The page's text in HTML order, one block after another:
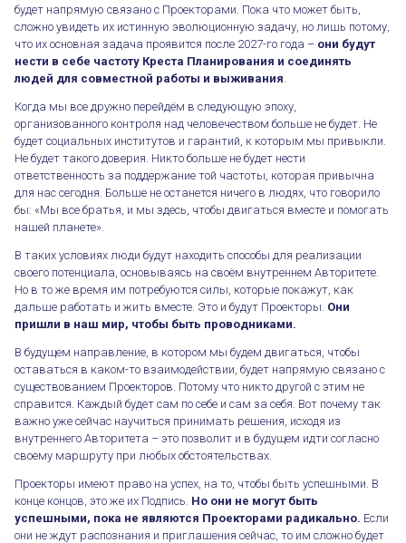
будет напрямую связано с Проекторами. Пока что может быть,
сложно увидеть их истинную эволюционную задачу, но лишь потому,
что их основная задача проявится после 2027-го года – они будут
нести в себе частоту Креста Планирования и соединять
людей для совместной работы и выживания
Когда мы все дружно перейдём в следующую эпоху,
организованного контроля над человечеством больше не будет. Не
будет социальных институтов и гарантий, к которым мы привыкли.
Не будет такого доверия. Никто больше не будет нести
ответственность за поддержание той частоты, которая привычна
для нас сегодня. Больше не останется ничего в людях, что говорило
бы: «Мы все братья, и мы здесь, чтобы двигаться вместе и помогать
нашей планете».
В таких условиях люди будут находить способы для реализации
своего потенциала, основываясь на своём внутреннем Авторитете.
Но в то же время им потребуются силы, которые покажут, как
дальше работать и жить вместе. Это и будут Проекторы. Они
пришли в наш мир, чтобы быть проводниками.
В будущем направление, в котором мы будем двигаться, чтобы
оставаться в каком-то взаимодействии, будет напрямую связано с
существованием Проекторов. Потому что никто другой с этим не
справится. Каждый будет сам по себе и сам за себя. Вот почему так
важно уже сейчас научиться принимать решения, исходя из
внутреннего Авторитета – это позволит и в будущем идти согласно
своему маршруту при любых обстоятельствах.
Проекторы имеют право на успех, на то, чтобы быть успешными. В
конце концов, это же их Подпись. Но они не могут быть
успешными, пока не являются Проекторами радикально. Если
они не ждут распознания и приглашения сейчас, то им сложно будет